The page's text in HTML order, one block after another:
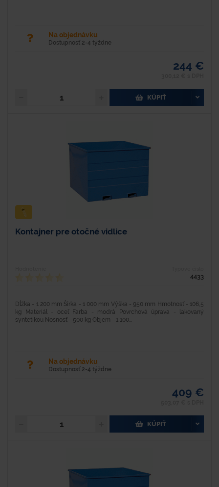
Na objednávku
Dostupnosť 2-4 týždne
244 €
KÚPIŤ
Kontajner pre otočné vidlice
4433
Dĺžka - 1 200 mm Šírka - 1 000 mm Výška - 950 mm Hmotnosť - 106,5
kg Materiál - oceľ Farba - modrá Povrchová úprava - lakovaný
syntetikou Nosnosť - 500 kg Objem - 1 100...
Na objednávku
Dostupnosť 2-4 týždne
409 €
KÚPIŤ